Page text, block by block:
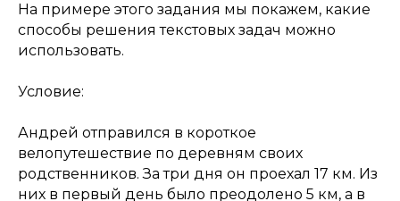
На примере этого задания мы покажем, какие
способы решения текстовых задач можно
использовать.
Условие:
Андрей отправился в короткое
велопутешествие по деревням своих
родственников. За три дня он проехал 17 км. Из
них в первый день было преодолено 5 км, а в